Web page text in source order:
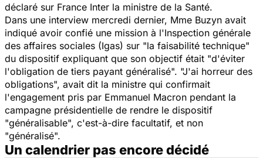
déclaré sur France Inter la ministre de la Santé.
Dans une interview mercredi dernier, Mme Buzyn avait
indiqué avoir confié une mission à l'Inspection générale
des affaires sociales (Igas) sur "la faisabilité technique"
du dispositif expliquant que son objectif était "d'éviter
l'obligation de tiers payant généralisé". "J'ai horreur des
obligations", avait dit la ministre qui confirmait
l'engagement pris par Emmanuel Macron pendant la
campagne présidentielle de rendre le dispositif
"généralisable", c'est-à-dire facultatif, et non
"généralisé".
Un calendrier pas encore décidé